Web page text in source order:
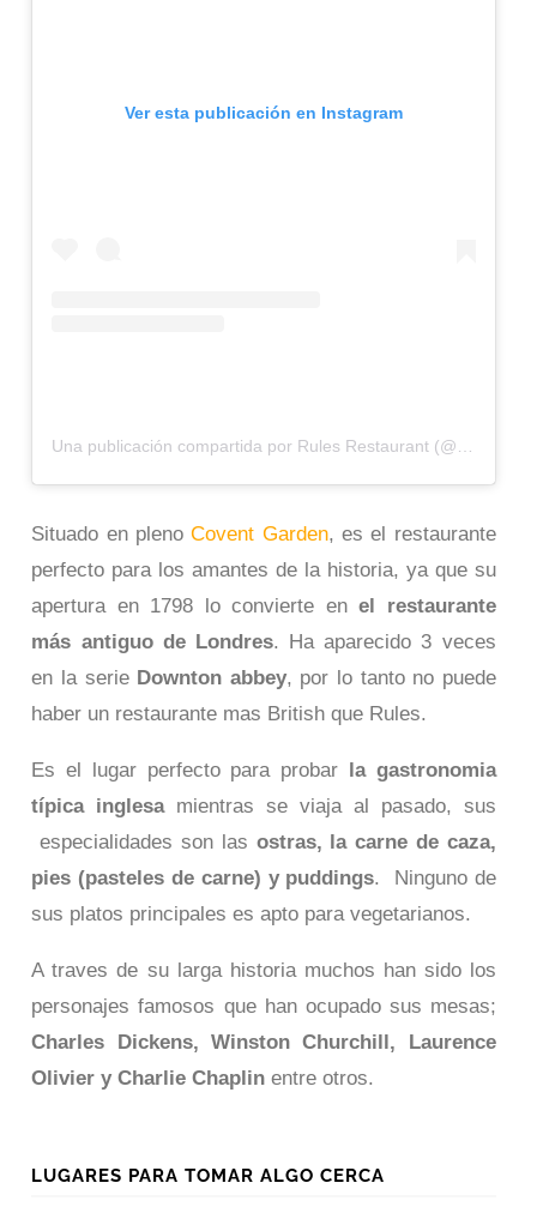
Ver esta publicación en Instagram
Situado en plenoCovent Garden, es el restaurante
perfecto para los amantes de la historia, ya que su
apertura en 1798 lo convierte enel restaurante
más antiguo de Londres. Ha aparecido 3 veces
en la serie Downton abbey, por lo tanto no puede
haber un restaurante mas British que Rules.
Es el lugar perfecto para probar la gastronomia
típica inglesamientras se viaja al pasado, sus
especialidades son las ostras, la carne de caza,
pies (pasteles de carne) y puddings. Ninguno de
sus platos principales es apto para vegetarianos.
A traves de su larga historia muchos han sido los
personajes famosos que han ocupado sus mesas;
Charles Dickens, Winston Churchill, Laurence
Olivier y Charlie Chaplin entre otros.
LUGARES PARA TOMAR ALGO CERCA